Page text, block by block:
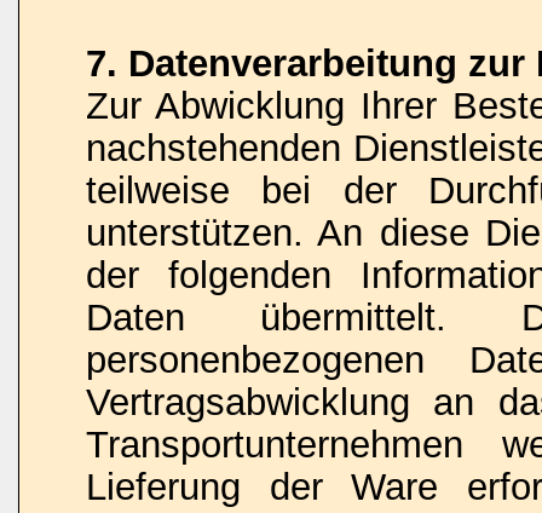
7. Datenverarbeitung
Zur Abwicklung Ihrer
nachstehenden
teilweise bei der
unterstützen. An diese
der folgenden
Daten übermittelt.
personenbezogenen
Vertragsabwicklung an
Transportunternehmen
Lieferung der Ware